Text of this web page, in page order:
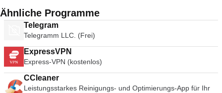
Ähnliche Programme
Telegram
Telegramm LLC. (Frei)
ExpressVPN
Express-VPN (kostenlos)
CCleaner
Leistungsstarkes Reinigungs- und Optimierungs-App für Ihr